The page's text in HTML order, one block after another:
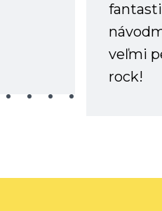
veľmi
rock!